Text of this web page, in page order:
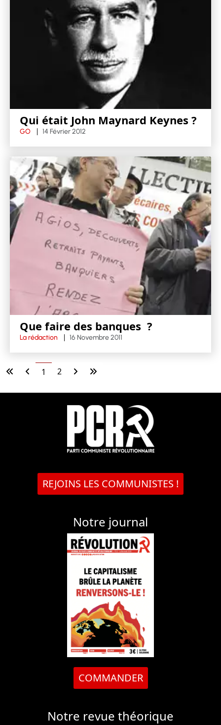
Qui était John Maynard Keynes ?
GO 14 Février 2012
Que faire des banques ?
La rédaction 16 Novembre 2011
1 2
REJOINS LES COMMUNISTES !
Notre journal
COMMANDER
Notre revue théorique